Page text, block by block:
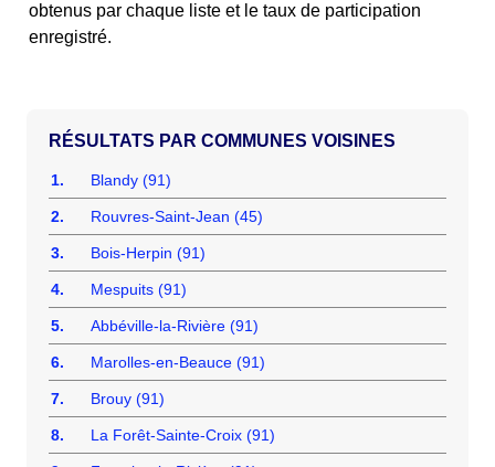
obtenus par chaque liste et le taux de participation
enregistré.
COMMUNES VOISINES
1. Blandy (91)
2. Rouvres-Saint-Jean (45)
3. Bois-Herpin (91)
4. Mespuits (91)
5. Abbéville-la-Rivière (91)
6. Marolles-en-Beauce (91)
7. Brouy (91)
8. La Forêt-Sainte-Croix (91)